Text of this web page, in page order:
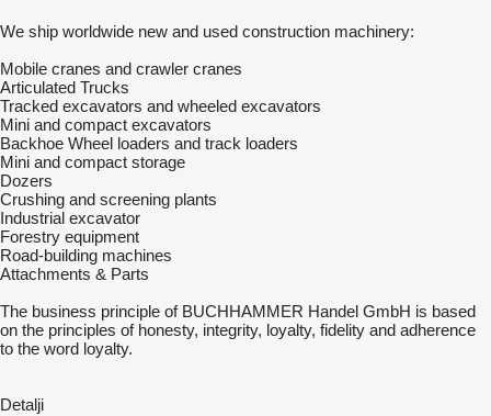
We ship worldwide new and used construction machinery:
Mobile cranes and crawler cranes
Articulated Trucks
Tracked excavators and wheeled excavators
Mini and compact excavators
Backhoe Wheel loaders and track loaders
Mini and compact storage
Dozers
Crushing and screening plants
Industrial excavator
Forestry equipment
Road-building machines
Attachments & Parts
The business principle of BUCHHAMMER Handel GmbH is based
on the principles of honesty, integrity, loyalty, fidelity and adherence
to the word loyalty.
Detalji